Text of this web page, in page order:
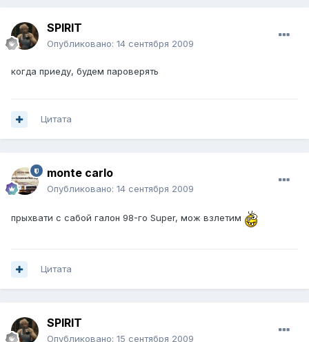
SPIRIT
Опубликовано: 14 сентября 2009
когда приеду, будем пароверять
Цитата
monte carlo
Опубликовано: 14 сентября 2009
прыхвати с сабой галон 98-го Super, мож взлетим
Цитата
SPIRIT
Опубликовано: 15 сентября 2009